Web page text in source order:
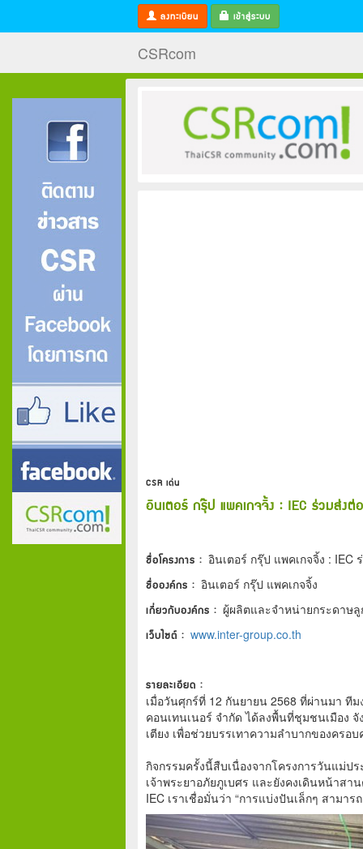
ลงทะเบียน เข้าสู่ระบบ
CSRcom
CSR เด่น
อินเตอร์ กรุ๊ป แพคเกจจิ้ง : IEC ร่วมส่งต่
ชื่อโครงการ : อินเตอร์ กรุ๊ป แพคเกจจิ้ง :
ชื่อองค์กร : อินเตอร์ กรุ๊ป แพคเกจจิ้ง
เกี่ยวกับองค์กร : ผู้ผลิตและจำหน่ายกระดาษ
เว็บไซต์ : www.inter-group.co.th
รายละเอียด :
เมื่อวันศุกร์ที่ 12 กันยายน 2568 ที่ผ่านมา ที
คอนเทนเนอร์ จำกัด ได้ลงพื้นที่ชุมชนเมือง
เตียง เพื่อช่วยบรรเทาความลำบากของคร
กิจกรรมครั้งนี้สืบเนื่องจากโครงการวันแม่ป
เจ้าพระยาอภัยภูเบศร และยังคงเดินหน้าสา
IEC เราเชื่อมั่นว่า “การแบ่งปันเล็กๆ สามา